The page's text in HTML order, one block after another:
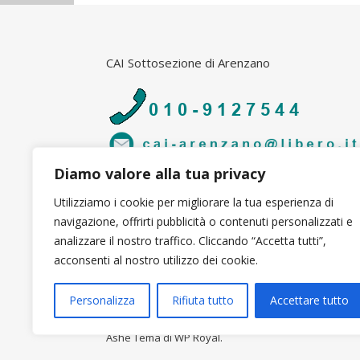
Diamo valore alla tua privacy
Utilizziamo i cookie per migliorare la tua esperienza di
navigazione, offrirti pubblicità o contenuti personalizzati e
analizzare il nostro traffico. Cliccando “Accetta tutti”,
acconsenti al nostro utilizzo dei cookie.
Personalizza Rifiuta tutto Accettare tutto
CAI Sottosezione di Arenzano
Ashe Tema di WP Royal.